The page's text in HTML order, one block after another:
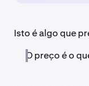
Isto é algo que
O preço é o